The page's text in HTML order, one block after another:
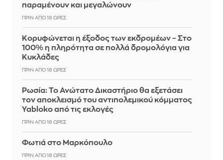
παραμένουν και μεγαλώνουν
ΠΡΙΝ ΑΠΌ 18 ΏΡΕΣ
Κορυφώνεται η έξοδος των εκδρομέων – Στο
100% η πληρότητα σε πολλά δρομολόγια για
Κυκλάδες
ΠΡΙΝ ΑΠΌ 18 ΏΡΕΣ
Ρωσία: Το Ανώτατο Δικαστήριο θα εξετάσει
τον αποκλεισμό του αντιπολεμικού κόμματος
Yabloko από τις εκλογές
ΠΡΙΝ ΑΠΌ 18 ΏΡΕΣ
Φωτιά στο Μαρκόπουλο
ΠΡΙΝ ΑΠΌ 18 ΏΡΕΣ